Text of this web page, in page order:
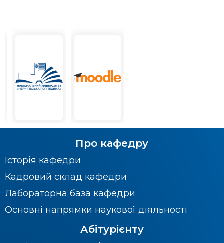
Про кафедру
Історія кафедри
Кадровий склад кафедри
Лабораторна база кафедри
Основні напрямки наукової діяльності
Абітурієнту